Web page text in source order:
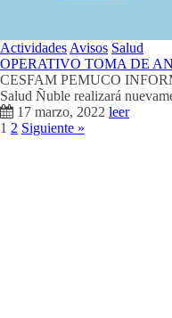
Actividades Avisos Salud
OPERATIVO TOMA DE
CESFAM PEMUCO
Salud Ñuble realizará
17 marzo, 2022 leer
1 2 Siguiente »